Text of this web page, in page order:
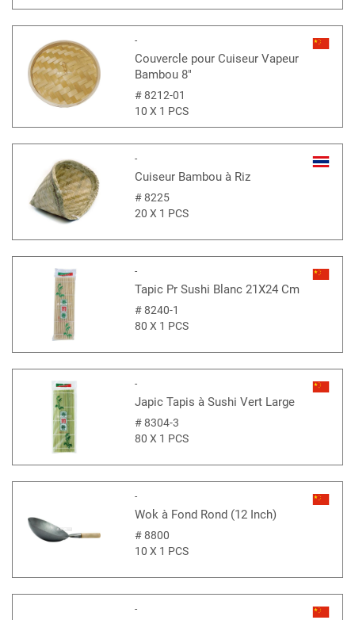
-
Couvercle pour Cuiseur Vapeur
Bambou 8"
#8212-01
10 X 1 PCS
-
Cuiseur Bambou à Riz
#8225
20 X 1 PCS
-
Tapic Pr Sushi Blanc 21X24 Cm
#8240-1
80 X 1 PCS
-
Japic Tapis à Sushi Vert Large
#8304-3
80 X 1 PCS
-
Wok à Fond Rond (12 Inch)
#8800
10 X 1 PCS
-